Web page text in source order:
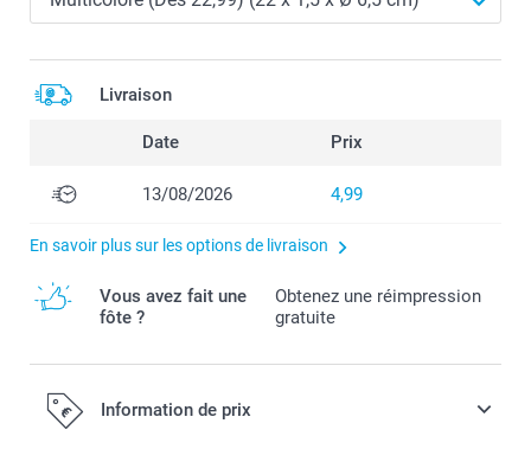
Livraison
Date Prix
13/08/2026 4,99
En savoir plus sur les options de livraison
Vous avez fait une
fôte ?
Obtenez une réimpression
gratuite
Information de prix